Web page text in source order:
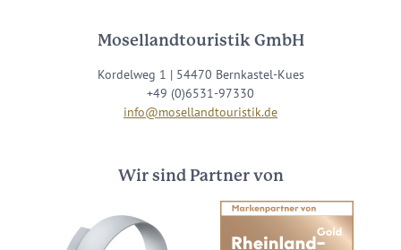
Mosellandtouristik GmbH
Kordelweg 1 | 54470 Bernkastel-Kues
+49 (0)6531-97330
info@mosellandtouristik.de
Wir sind Partner von